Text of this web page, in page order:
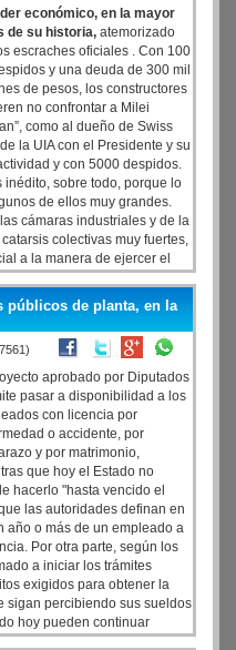
económico, en la mayor
de su historia, atemorizado
escraches oficiales . Con 100
y una deuda de 300 mil
de pesos, los constructores
no confrontar a Milei
como al dueño de Swiss
la UIA con el Presidente y su
y con 5000 despidos.
inédito, sobre todo, porque lo
de ellos muy grandes.
cámaras industriales y de la
colectivas muy fuertes,
a la manera de ejercer el
hacer. Levantás la cabeza y
le importa nada”, aseguraron
Argentina y la Cámara
Página 12.
públicos de planta, en la
(7561)
aprobado por Diputados
pasar a disponibilidad a los
con licencia por
o accidente, por
y por matrimonio,
que hoy el Estado no
hacerlo "hasta vencido el
las autoridades definan en
año o más de un empleado a
Por otra parte, según los
a iniciar los trámites
exigidos para obtener la
sigan percibiendo sus sueldos
hoy pueden continuar
completar los trámites